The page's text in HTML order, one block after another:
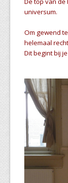
universum.
Om gewend
helemaal
Dit begint bij